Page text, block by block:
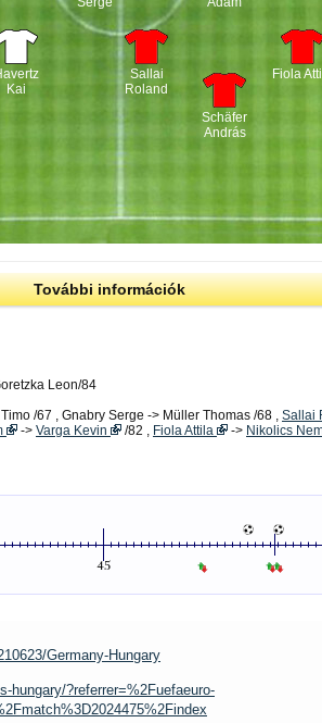
Kai
Fiola
Schäfer
András
Sallai
Roland
További információk
Leon/84
/67 , Gnabry Serge -> Müller Thomas /68 , Sallai
-> Varga Kevin /82 , Fiola Attila -> Nikolics
Germany-Hungary
hungary/?referrer=%2Fuefaeuro-